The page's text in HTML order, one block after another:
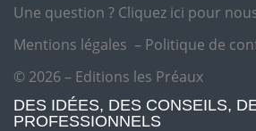
Une question ? Cliquez ici pour
Mentions légales – Politique de
© 2026 – Editions les Préaux
DES IDÉES, DES CONSEILS,
PROFESSIONNELS